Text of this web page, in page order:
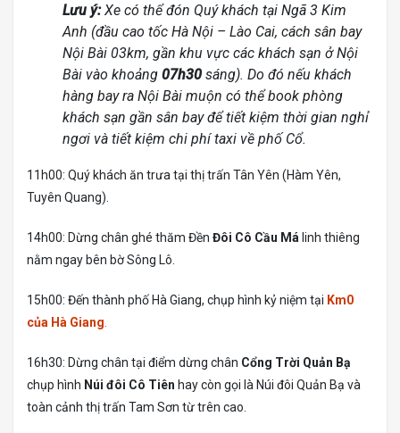
Lưu ý:Xe có thể đón Quý khách tại Ngã 3 Kim
Anh (đầu cao tốc Hà Nội – Lào Cai, cách sân bay
Nội Bài 03km, gần khu vực các khách sạn ở Nội
Bài vào khoảng 07h30 sáng). Do đó nếu khách
hàng bay ra Nội Bài muộn có thể book phòng
khách sạn gần sân bay để tiết kiệm thời gian nghỉ
ngơi và tiết kiệm chi phí taxi về phố Cổ.
11h00: Quý khách ăn trưa tại thị trấn Tân Yên (Hàm Yên,
Tuyên Quang).
14h00: Dừng chân ghé thăm Đền Đôi Cô Cầu Má linh thiêng
nằm ngay bên bờ Sông Lô.
15h00: Đến thành phố Hà Giang, chụp hình kỷ niệm tại Km0
của Hà Giang
16h30: Dừng chân tại điểm dừng chân Cổng Trời Quản Bạ
chụp hình Núi đôi Cô Tiên hay còn gọi là Núi đôi Quản Bạ và
toàn cảnh thị trấn Tam Sơn từ trên cao.